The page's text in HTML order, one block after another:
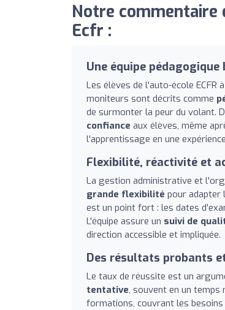
Notre commentaire
Ecfr :
Une équipe
Les élèves de l'auto-école ECFR
moniteurs sont décrits comme
de surmonter la peur du volant.
confiance aux élèves, même
l'apprentissage en une
Flexibilité, réactivité et
La gestion administrative et
grande flexibilité pour adapter
est un point fort : les dates
L'équipe assure un suivi de
direction accessible et impliquée.
Des résultats probants
Le taux de réussite est un
tentative, souvent en un temps
formations, couvrant les